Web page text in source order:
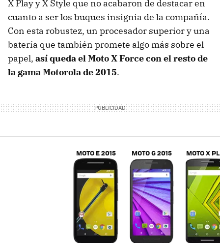
X Play y X Style que no acabaron de destacar en
cuanto a ser los buques insignia de la compañía.
Con esta robustez, un procesador superior y una
batería que también promete algo más sobre el
papel, así queda el Moto X Force con el resto de
la gama Motorola de 2015.
MOTO E 2015 MOTO G 2015 MOTO X